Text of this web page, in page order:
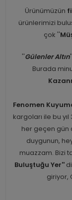
Ürünümüzün
ürünlerimizi
çok ''
''Gülenler Altın
Burada
Fenomen
kargoları ile bu
her geçen gün
duygunun,
muazzam. Bizi
Buluştuğu Yer''
giriyor,